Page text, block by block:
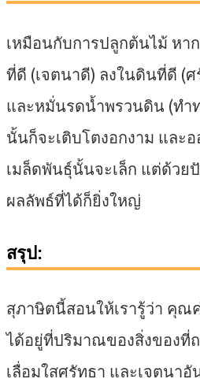
เหมือนกับการปลูกต้นไม้ หา
ที่ดี (เจตนาดี) ลงในดินที่ดี (
และหมั่นรดน้ำพรวนดิน (ทำ
นั้นก็จะเติบโตงอกงาม และ
เมล็ดพันธุ์นั้นจะเล็ก แต่ด้วย
ผลลัพธ์ที่ได้ก็ยิ่งใหญ่
สรุป:
สุภาษิตนี้สอนให้เรารู้ว่า คุณ
ได้อยู่ที่ปริมาณของสิ่งของที่
เลื่อมใสศรัทธา และเจตนา